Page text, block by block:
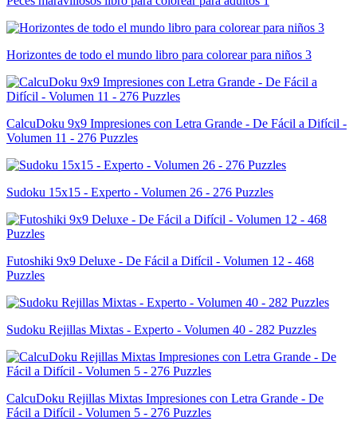
Horizontes de todo el mundo libro para colorear para niños 3
CalcuDoku 9x9 Impresiones con Letra Grande - De Fácil a Difícil -
Volumen 11 - 276 Puzzles
Sudoku 15x15 - Experto - Volumen 26 - 276 Puzzles
Futoshiki 9x9 Deluxe - De Fácil a Difícil - Volumen 12 - 468
Puzzles
Sudoku Rejillas Mixtas - Experto - Volumen 40 - 282 Puzzles
CalcuDoku Rejillas Mixtas Impresiones con Letra Grande - De
Fácil a Difícil - Volumen 5 - 276 Puzzles